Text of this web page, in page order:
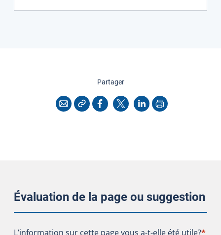
Partagercette page
CourrielCopier l'adresse
Facebook
X LinkedInImprimer
Évaluation de la page ou suggestion
L’information sur cette page vous a-t-elle été utile?
L’information sur cette page vous a-t-elle été utile?*